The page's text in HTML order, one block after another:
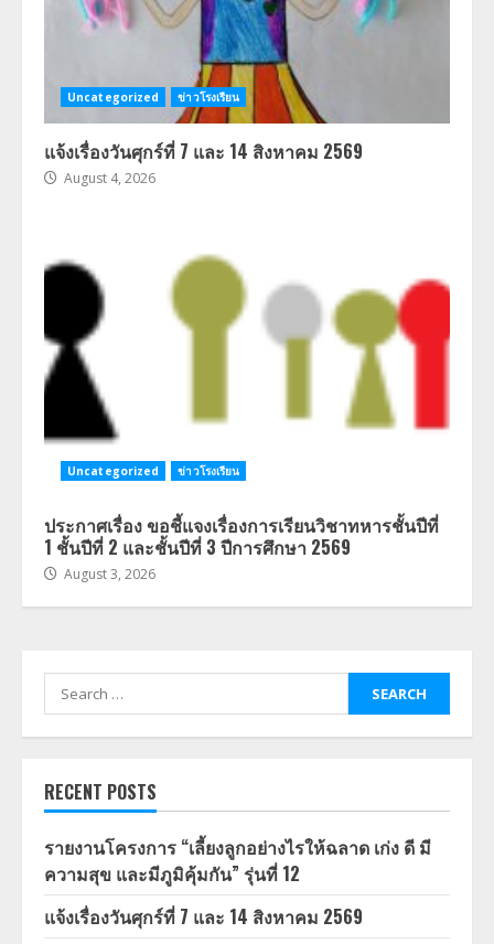
Uncategorized ข่าวโรงเรียน
แจ้งเรื่องวันศุกร์ที่ 7 และ 14 สิงหาคม 2569
August 4, 2026
Uncategorized ข่าวโรงเรียน
ประกาศเรื่อง ขอชี้แจงเรื่องการเรียนวิชาทหารชั้นปีที่
1 ชั้นปีที่ 2 และชั้นปีที่ 3 ปีการศึกษา 2569
August 3, 2026
Search
for:
RECENT POSTS
รายงานโครงการ “เลี้ยงลูกอย่างไรให้ฉลาด เก่ง ดี มี
ความสุข และมีภูมิคุ้มกัน” รุ่นที่ 12
แจ้งเรื่องวันศุกร์ที่ 7 และ 14 สิงหาคม 2569